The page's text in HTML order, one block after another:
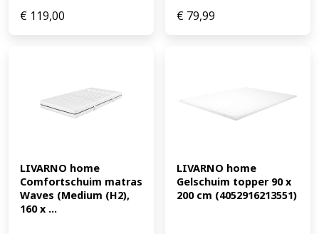
€ 119,00 € 79,99
LIVARNO home
Comfortschuim matras
Waves (Medium (H2),
160 x ...
LIVARNO home
Gelschuim topper 90 x
200 cm (4052916213551)